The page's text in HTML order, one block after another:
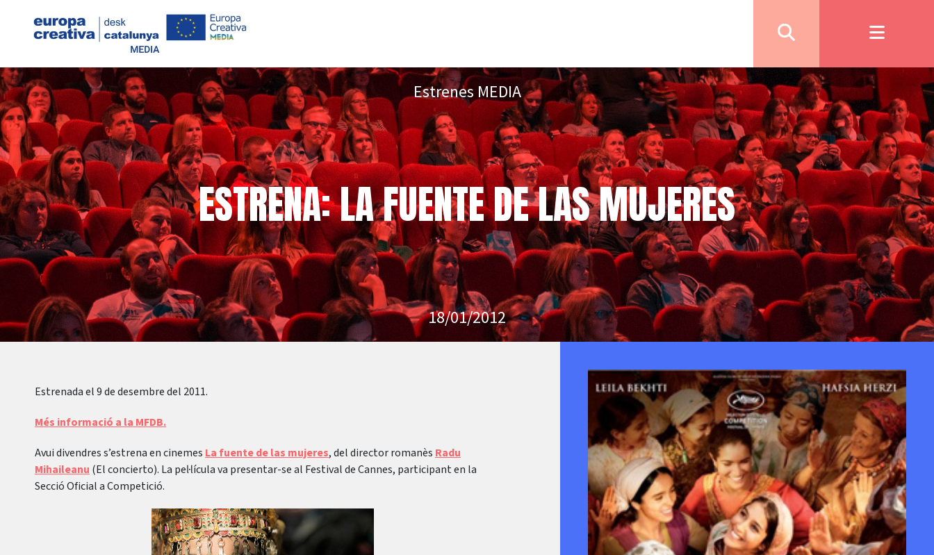
Estrenes MEDIA
ESTRENA: LA FUENTE DE LAS MUJERES
18/01/2012
Estrenada el 9 de desembre del 2011.
Més informació a la MFDB.
Avui divendres s’estrena en cinemes La fuente de las mujeres, del director romanès Radu
Mihaileanu (El concierto). La pel·lícula va presentar-se al Festival de Cannes, participant en la
Secció Oficial a Competició.